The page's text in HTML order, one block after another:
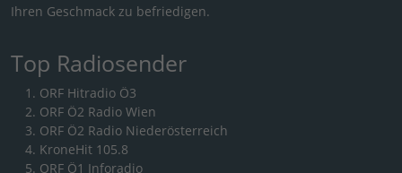
Ihren Geschmack zu befriedigen.
Top Radiosender
ORF Hitradio Ö3
ORF Ö2 Radio Wien
ORF Ö2 Radio Niederösterreich
KroneHit 105.8
ORF Ö1 Inforadio